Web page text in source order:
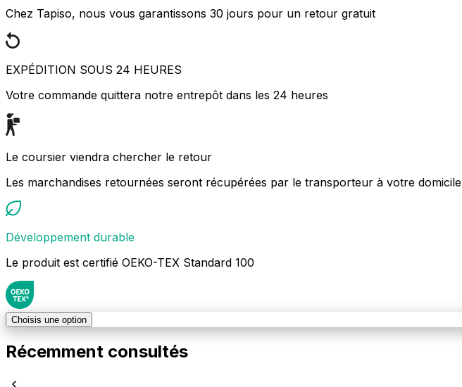
Chez Tapiso, nous vous garantissons 30 jours pour un retour gratuit
EXPÉDITION SOUS 24 HEURES
Votre commande quittera notre entrepôt dans les 24 heures
Le coursier viendra chercher le retour
Les marchandises retournées seront récupérées par le transporteur à votre domicile
Développement durable
Le produit est certifié OEKO-TEX Standard 100
Choisis une option
Récemment consultés